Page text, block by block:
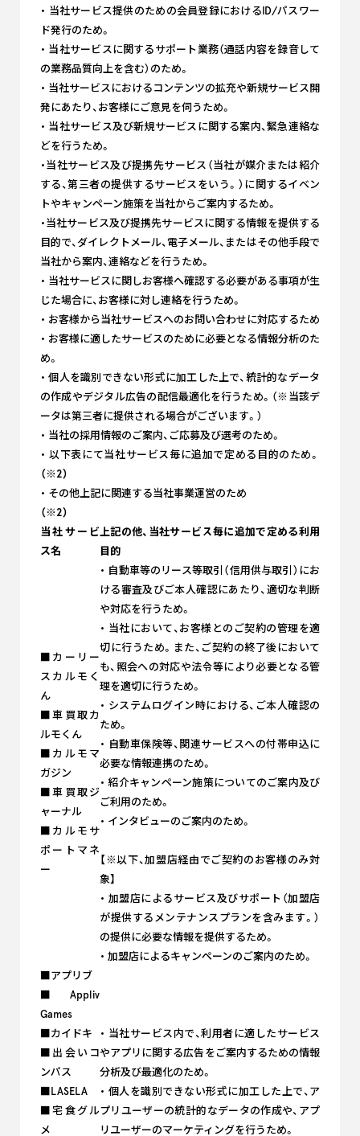
・ 当社サービス提供のための会員登録におけるID/パスワー
ド発行のため。
・ 当社サービスに関するサポート業務（通話内容を録音して
の業務品質向上を含む）のため。
・ 当社サービスにおけるコンテンツの拡充や新規サービス開
発にあたり、お客様にご意見を伺うため。
・ 当社サービス及び新規サービスに関する案内、緊急連絡な
どを行うため。
・当社サービス及び提携先サービス（当社が媒介または紹介
する、第三者の提供するサービスをいう。）に関するイベン
トやキャンペーン施策を当社からご案内するため。
・当社サービス及び提携先サービスに関する情報を提供する
目的で、ダイレクトメール、電子メール、またはその他手段で
当社から案内、連絡などを行うため。
・ 当社サービスに関しお客様へ確認する必要がある事項が生
じた場合に、お客様に対し連絡を行うため。
・ お客様から当社サービスへのお問い合わせに対応するため
・ お客様に適したサービスのために必要となる情報分析のた
め。
・ 個人を識別できない形式に加工した上で、統計的なデータ
の作成やデジタル広告の配信最適化を行うため。（※当該デ
ータは第三者に提供される場合がございます。）
・ 当社の採用情報のご案内、ご応募及び選考のため。
・ 以下表にて当社サービス毎に追加で定める目的のため。
（※2）
・ その他上記に関連する当社事業運営のため
（※2）
当社サービ
ス名
上記の他、当社サービス毎に追加で定める利用
目的
■カーリー
スカルモく
ん
■車買取カ
ルモくん
■カルモマ
ガジン
■車買取ジ
ャーナル
■カルモサ
ポートマネ
ー
・ 自動車等のリース等取引（信用供与取引）にお
ける審査及びご本人確認にあたり、適切な判断
や対応を行うため。
・ 当社において、お客様とのご契約の管理を適
切に行うため。また、ご契約の終了後において
も、照会への対応や法令等により必要となる管
理を適切に行うため。
・ システムログイン時における、ご本人確認の
ため。
・ 自動車保険等、関連サービスへの付帯申込に
必要な情報連携のため。
・ 紹介キャンペーン施策についてのご案内及び
ご利用のため。
・ インタビューのご案内のため。
【※以下、加盟店経由でご契約のお客様のみ対
象】
・ 加盟店によるサービス及びサポート（加盟店
が提供するメンテナンスプランを含みます。）
の提供に必要な情報を提供するため。
・ 加盟店によるキャンペーンのご案内のため。
■アプリブ
■Appliv
Games
■カイドキ
■出会いコ
ンパス
■LASELA
■宅食グル
メ
・ 当社サービス内で、利用者に適したサービス
やアプリに関する広告をご案内するための情報
分析及び最適化のため。
・ 個人を識別できない形式に加工した上で、ア
プリユーザーの統計的なデータの作成や、アプ
リユーザーのマーケティングを行うため。